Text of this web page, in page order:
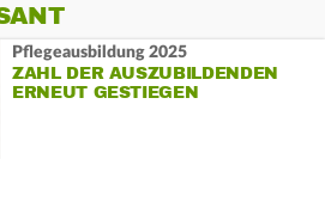
Pflegeausbildung 2025
ZAHL DER AUSZUBILDENDEN
ERNEUT GESTIEGEN